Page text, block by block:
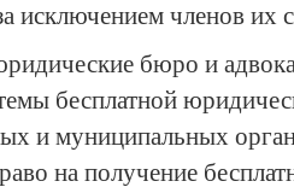
исключением членов
бюро и
бесплатной
и муниципальных
на получение